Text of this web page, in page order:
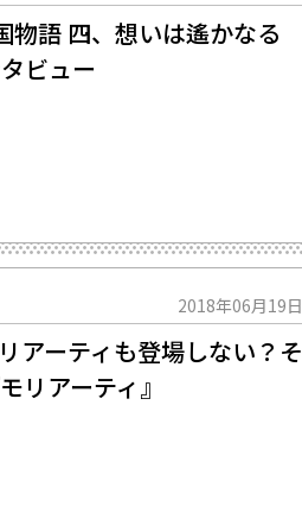
物語 四、想いは遙かなる
ビュー
2018年06月19日
アーティも登場しない？そ
リアーティ』